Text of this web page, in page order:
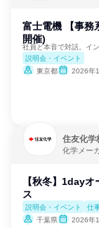
富士電機 【事務
開催)
社員と本音で対話。イ
説明会・イベント
東京都
2026年
住友化学
化学メー
【秋冬】1day
ス
説明会・イベント
仕
千葉県
2026年